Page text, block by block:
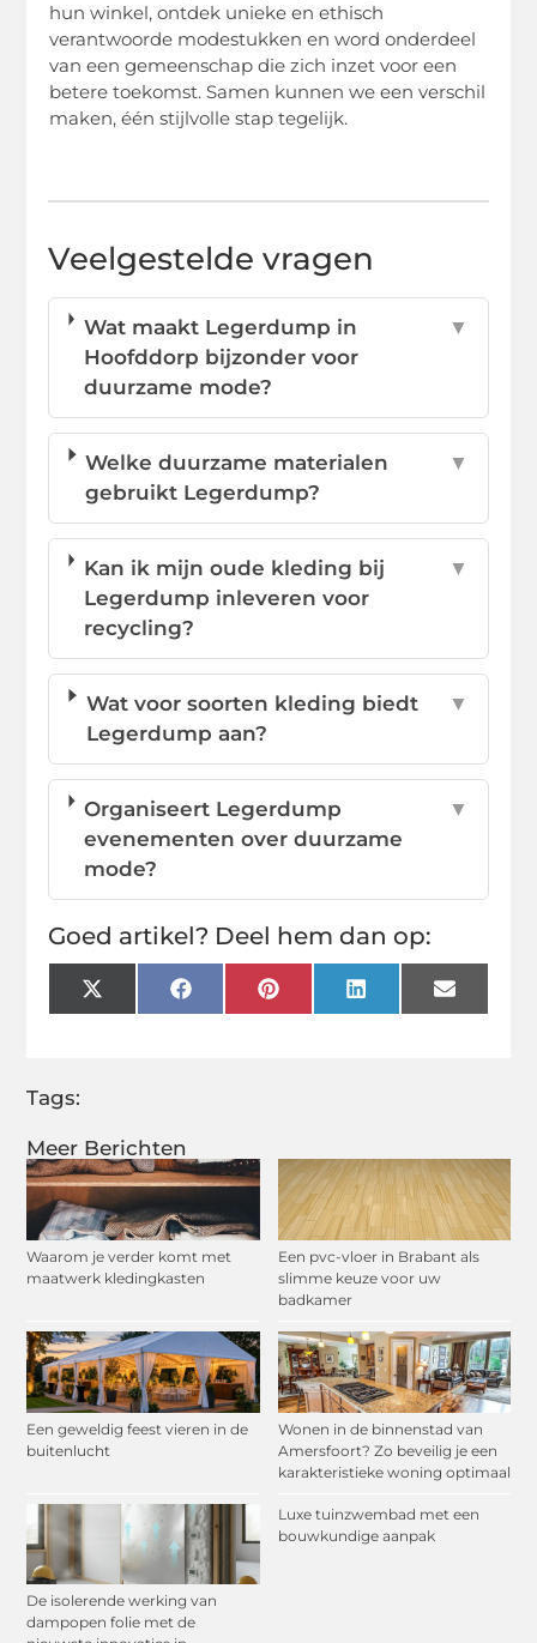
Meer Berichten
Waarom je verder komt met
maatwerk kledingkasten
Een pvc-vloer in Brabant als
slimme keuze voor uw
badkamer
Een geweldig feest vieren in de
buitenlucht
Wonen in de binnenstad van
Amersfoort? Zo beveilig je een
karakteristieke woning optimaal
De isolerende werking van
dampopen folie met de
Luxe tuinzwembad met een
bouwkundige aanpak
hun winkel, ontdek unieke en ethisch
verantwoorde modestukken en word onderdeel
van een gemeenschap die zich inzet voor een
betere toekomst. Samen kunnen we een verschil
maken, één stijlvolle stap tegelijk.
Veelgestelde vragen
Wat maakt Legerdump in
Hoofddorp bijzonder voor
duurzame mode?
▼
Welke duurzame materialen
gebruikt Legerdump?
▼
Kan ik mijn oude kleding bij
Legerdump inleveren voor
recycling?
▼
Wat voor soorten kleding biedt
Legerdump aan?
▼
Organiseert Legerdump
evenementen over duurzame
mode?
▼
Goed artikel? Deel hem dan op:
X
(Twitter)
FacebookPinterestLinkedInEmail
Tags: